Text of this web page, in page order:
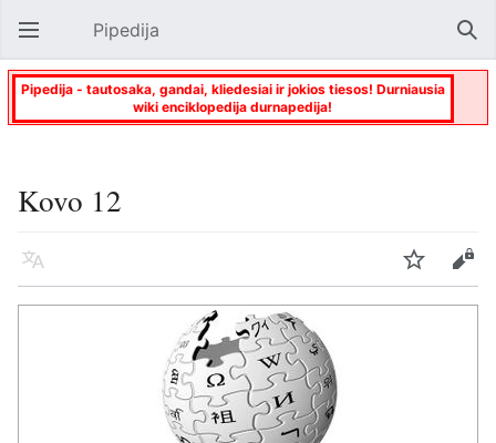
Atverti pagrindinį meniu Pipedija
Pipedija - tautosaka, gandai, kliedesiai ir jokios tiesos! Durniausia
wiki enciklopedija durnapedija!
Kovo 12
Kalba Stebėti Keisti